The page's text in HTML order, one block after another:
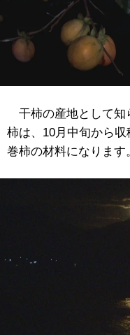
干柿の産地として知
柿は、10月中旬から収
巻柿の材料になります